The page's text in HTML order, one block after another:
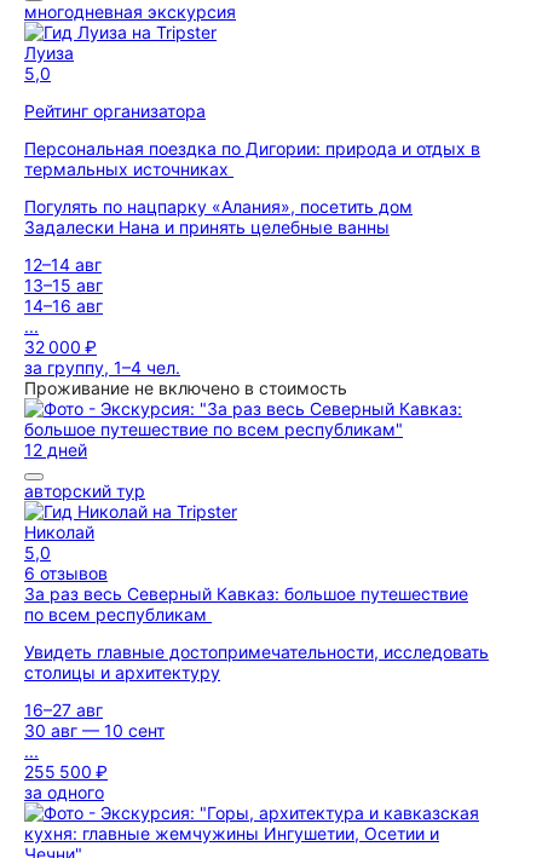
многодневная экскурсия
Луиза
5,0
Рейтинг организатора
Персональная поездка по Дигории: природа и отдых в
термальных источниках
Погулять по нацпарку «Алания», посетить дом
Задалески Нана и принять целебные ванны
12–14 авг
13–15 авг
14–16 авг
...
32 000 ₽
за группу, 1–4 чел.
Проживание не включено в стоимость
12 дней
авторский тур
Николай
5,0
6 отзывов
За раз весь Северный Кавказ: большое путешествие
по всем республикам
Увидеть главные достопримечательности, исследовать
столицы и архитектуру
16–27 авг
30 авг — 10 сент
...
255 500 ₽
за одного